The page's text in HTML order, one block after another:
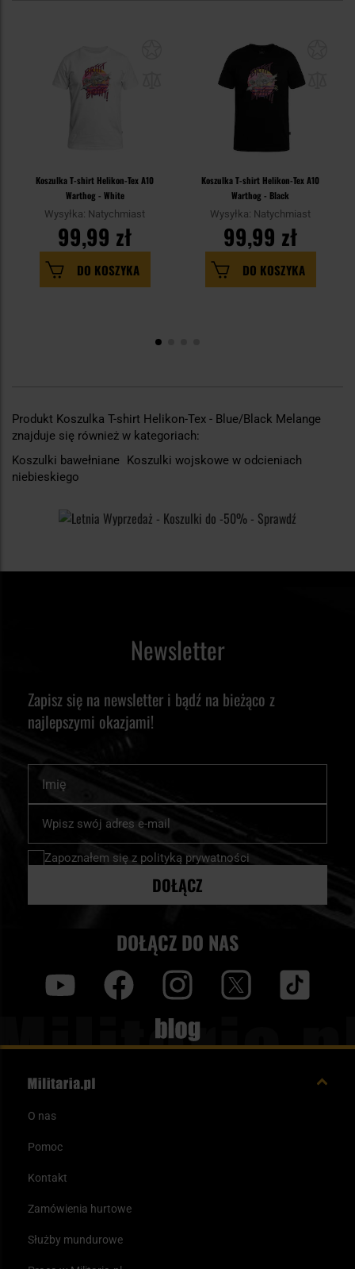
Koszulka T-shirt Helikon-Tex A10
Warthog - White
Wysyłka: Natychmiast
99,99 zł
DO KOSZYKA
Koszulka T-shirt Helikon-Tex A10
Warthog - Black
Wysyłka: Natychmiast
99,99 zł
DO KOSZYKA
Produkt Koszulka T-shirt Helikon-Tex - Blue/Black Melange
znajduje się również w kategoriach:
Koszulki bawełniane Koszulki wojskowe w odcieniach
niebieskiego
Newsletter
Zapisz się na newsletter i bądź na bieżąco z
najlepszymi okazjami!
nasz
newsletter:
Zapoznałem się z polityką prywatności
DOŁĄCZ
DOŁĄCZ DO NAS
Blog
O nas
Pomoc
Kontakt
Zamówienia hurtowe
Służby mundurowe